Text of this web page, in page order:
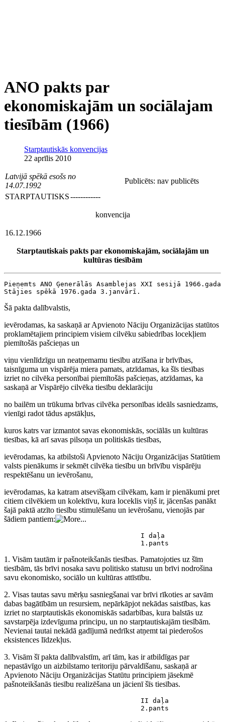
ANO pakts par
ekonomiskajām un sociālajam
tiesībām (1966)
Starptautiskās konvencijas
22 aprīlis 2010
Latvijā spēkā esošs no
14.07.1992
Publicēts: nav publicēts
STARPTAUTISKS------------
konvencija
16.12.1966
Starptautiskais pakts par ekonomiskajām, sociālajām un
kultūras tiesībām
Pieņemts ANO Ģenerālās Asamblejas XXI sesijā
Stājies spēkā 1976.gada 3.janvārī.
Šā pakta dalībvalstis,
ievērodamas, ka saskaņā ar Apvienoto Nāciju Organizācijas statūtos
proklamētajiem principiem visiem cilvēku sabiedrības locekļiem
piemītošās pašcieņas un
viņu vienlīdzīgu un neatņemamu tiesību atzīšana ir brīvības,
taisnīguma un vispārēja miera pamats, atzīdamas, ka šīs tiesības
izriet no cilvēka personībai piemītošās pašcieņas, atzīdamas, ka
saskaņā ar Vispārējo cilvēka tiesību deklarāciju
no bailēm un trūkuma brīvas cilvēka personības ideāls sasniedzams,
vienīgi radot tādus apstākļus,
kuros katrs var izmantot savas ekonomiskās, sociālās un kultūras
tiesības, kā arī savas pilsoņa un politiskās tiesības,
ievērodamas, ka atbilstoši Apvienoto Nāciju Organizācijas Statūtiem
valsts pienākums ir sekmēt cilvēka tiesību un brīvību vispārēju
respektēšanu un ievērošanu,
ievērodamas, ka katram atsevišķam cilvēkam, kam ir pienākumi pret
citiem cilvēkiem un kolektīvu, kura loceklis viņš ir, jācenšas panākt
šajā paktā atzīto tiesību stimulēšanu un ievērošanu, vienojās par
šādiem pantiem:
I daļa
1.pants
1. Visām tautām ir pašnoteikšanās tiesības. Pamatojoties uz šīm
tiesībām, tās brīvi nosaka savu politisko statusu un brīvi nodrošina
savu ekonomisko, sociālo un kultūras attīstību.
2. Visas tautas savu mērķu sasniegšanai var brīvi rīkoties ar savām
dabas bagātībām un resursiem, nepārkāpjot nekādas saistības, kas
izriet no starptautiskās ekonomiskās sadarbības, kura balstās uz
savstarpēja izdevīguma principu, un no starptautiskajām tiesībām.
Nevienai tautai nekādā gadījumā nedrīkst atņemt tai piederošos
eksistences līdzekļus.
3. Visām šī pakta dalībvalstīm, arī tām, kas ir atbildīgas par
nepastāvīgo un aizbilstamo teritoriju pārvaldīšanu, saskaņā ar
Apvienoto Nāciju Organizācijas Statūtu principiem jāsekmē
pašnoteikšanās tiesību realizēšana un jācienī šīs tiesības.
II daļa
2.pants